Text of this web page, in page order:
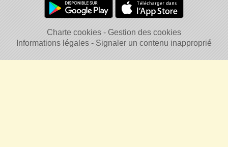
Charte cookies
Gestion des cookies
Informations légales
Signaler un contenu inapproprié